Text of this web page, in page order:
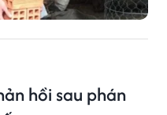
hồi sau phán